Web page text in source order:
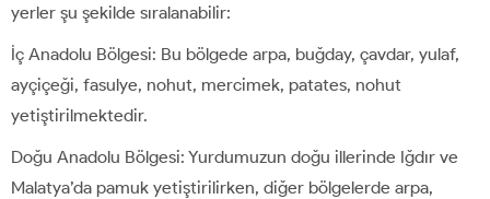
yerler şu şekilde sıralanabilir:
İç Anadolu Bölgesi: Bu bölgede arpa, buğday, çavdar, yulaf,
ayçiçeği, fasulye, nohut, mercimek, patates, nohut
yetiştirilmektedir.
Doğu Anadolu Bölgesi: Yurdumuzun doğu illerinde Iğdır ve
Malatya’da pamuk yetiştirilirken, diğer bölgelerde arpa,